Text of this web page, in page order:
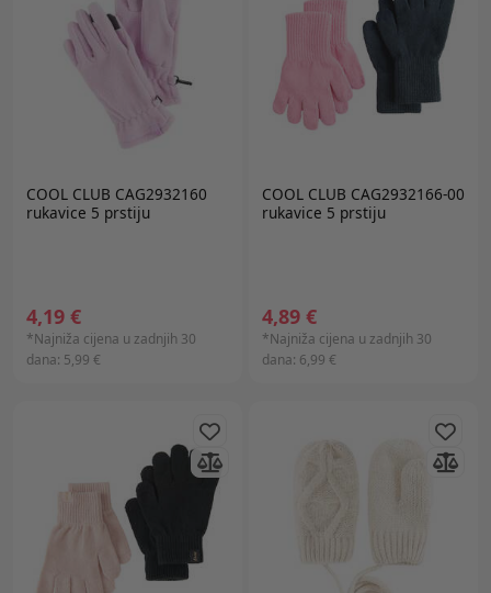
COOL CLUB CAG2932160
rukavice 5 prstiju
4,19 €
*Najniža cijena u zadnjih 30
dana: 5,99 €
COOL CLUB CAG2932166-00
rukavice 5 prstiju
4,89 €
*Najniža cijena u zadnjih 30
dana: 6,99 €